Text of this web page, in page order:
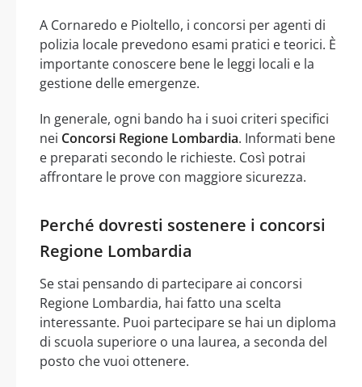
A Cornaredo e Pioltello, i concorsi per agenti di
polizia locale prevedono esami pratici e teorici. È
importante conoscere bene le leggi locali e la
gestione delle emergenze.
In generale, ogni bando ha i suoi criteri specifici
nei Concorsi Regione Lombardia. Informati bene
e preparati secondo le richieste. Così potrai
affrontare le prove con maggiore sicurezza.
Perché dovresti sostenere i concorsi
Regione Lombardia
Se stai pensando di partecipare ai concorsi
Regione Lombardia, hai fatto una scelta
interessante. Puoi partecipare se hai un diploma
di scuola superiore o una laurea, a seconda del
posto che vuoi ottenere.